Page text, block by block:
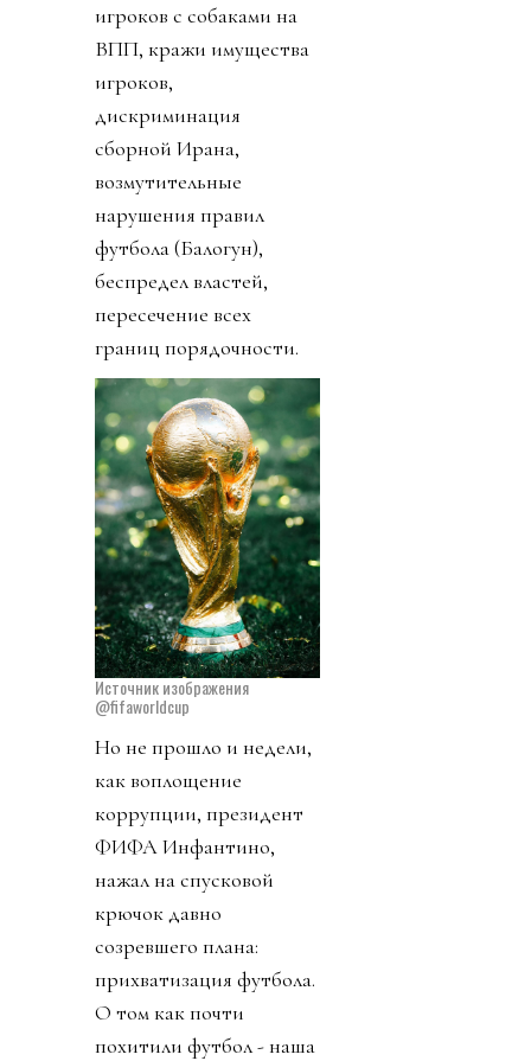
игроков с собаками на
ВПП, кражи имущества
игроков,
дискриминация
сборной Ирана,
возмутительные
нарушения правил
футбола (Балогун),
беспредел властей,
пересечение всех
границ порядочности.
Источник изображения
@fifaworldcup
Но не прошло и недели,
как воплощение
коррупции, президент
ФИФА Инфантино,
нажал на спусковой
крючок давно
созревшего плана:
прихватизация футбола.
О том как почти
похитили футбол - наша